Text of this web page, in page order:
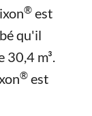
® est
qu'il
30,4 m³.
® est